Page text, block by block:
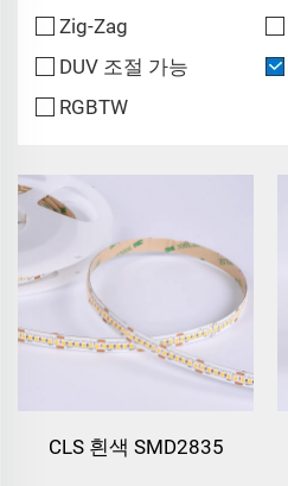
Zig-Zag
DUV 조절 가능
RGBTW
CLS 흰색 SMD2835